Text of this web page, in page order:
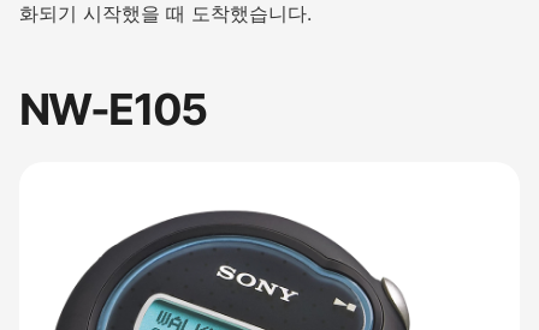
화되기 시작했을 때 도착했습니다.
NW-E105